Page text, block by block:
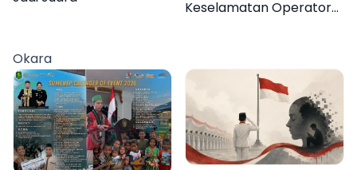
Keselamatan Operator
Okara